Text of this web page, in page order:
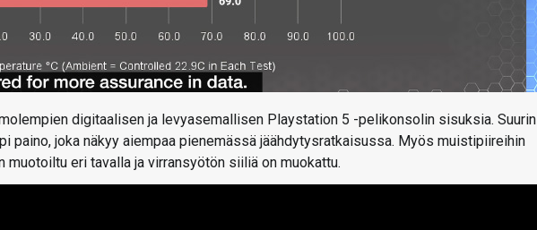
digitaalisen ja levyasemallisen Playstation 5 -pelikonsolin sisuksia. Suurin
paino, joka näkyy aiempaa pienemässä jäähdytysratkaisussa. Myös muistipiireihin
eri tavalla ja virransyötön siiliä on muokattu.